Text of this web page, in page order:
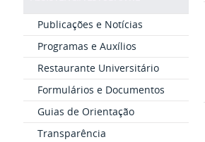
Publicações e Notícias
Programas e Auxílios
Restaurante Universitário
Formulários e Documentos
Guias de Orientação
Transparência